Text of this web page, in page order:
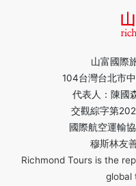
山富國際
104台灣台北市
代表人：陳國
交觀綜字第
國際航空運輸
穆斯林友
Richmond Tours is the
global